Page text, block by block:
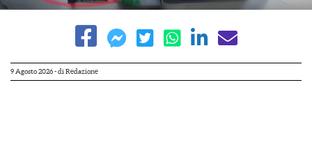
9 Agosto 2026- di Redazione